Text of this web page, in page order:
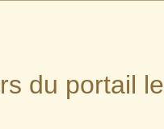
du portail